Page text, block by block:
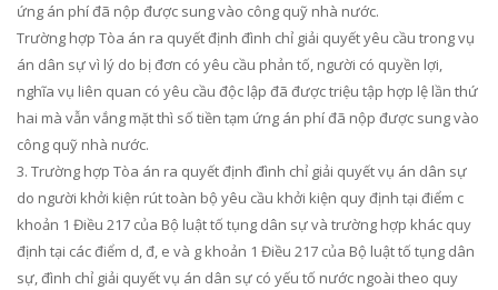
ứng án phí đã nộp được sung vào công quỹ nhà nước.
Trường hợp Tòa án ra quyết định đình chỉ giải quyết yêu cầu trong vụ
án dân sự vì lý do bị đơn có yêu cầu phản tố, người có quyền lợi,
nghĩa vụ liên quan có yêu cầu độc lập đã được triệu tập hợp lệ lần thứ
hai mà vẫn vắng mặt thì số tiền tạm ứng án phí đã nộp được sung vào
công quỹ nhà nước.
3. Trường hợp Tòa án ra quyết định đình chỉ giải quyết vụ án dân sự
do người khởi kiện rút toàn bộ yêu cầu khởi kiện quy định tại điểm c
khoản 1 Điều 217 của Bộ luật tố tụng dân sự và trường hợp khác quy
định tại các điểm d, đ, e và g khoản 1 Điều 217 của Bộ luật tố tụng dân
sự, đình chỉ giải quyết vụ án dân sự có yếu tố nước ngoài theo quy